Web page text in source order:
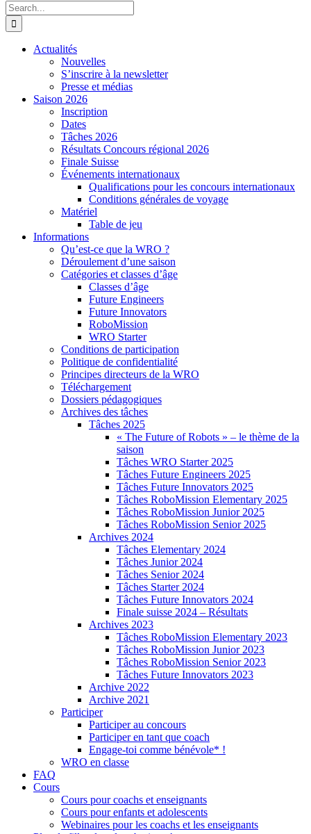
Search
for:
Actualités
Nouvelles
S’inscrire à la newsletter
Presse et médias
Saison 2026
Inscription
Dates
Tâches 2026
Résultats Concours régional 2026
Finale Suisse
Événements internationaux
Qualifications pour les concours internationaux
Conditions générales de voyage
Matériel
Table de jeu
Informations
Qu’est-ce que la WRO ?
Déroulement d’une saison
Catégories et classes d’âge
Classes d’âge
Future Engineers
Future Innovators
RoboMission
WRO Starter
Conditions de participation
Politique de confidentialité
Principes directeurs de la WRO
Téléchargement
Dossiers pédagogiques
Archives des tâches
Tâches 2025
« The Future of Robots » – le thème de la
saison
Tâches WRO Starter 2025
Tâches Future Engineers 2025
Tâches Future Innovators 2025
Tâches RoboMission Elementary 2025
Tâches RoboMission Junior 2025
Tâches RoboMission Senior 2025
Archives 2024
Tâches Elementary 2024
Tâches Junior 2024
Tâches Senior 2024
Tâches Starter 2024
Tâches Future Innovators 2024
Finale suisse 2024 – Résultats
Archives 2023
Tâches RoboMission Elementary 2023
Tâches RoboMission Junior 2023
Tâches RoboMission Senior 2023
Tâches Future Innovators 2023
Archive 2022
Archive 2021
Participer
Participer au concours
Participer en tant que coach
Engage-toi comme bénévole* !
WRO en classe
FAQ
Cours
Cours pour coachs et enseignants
Cours pour enfants et adolescents
Webinaires pour les coachs et les enseignants